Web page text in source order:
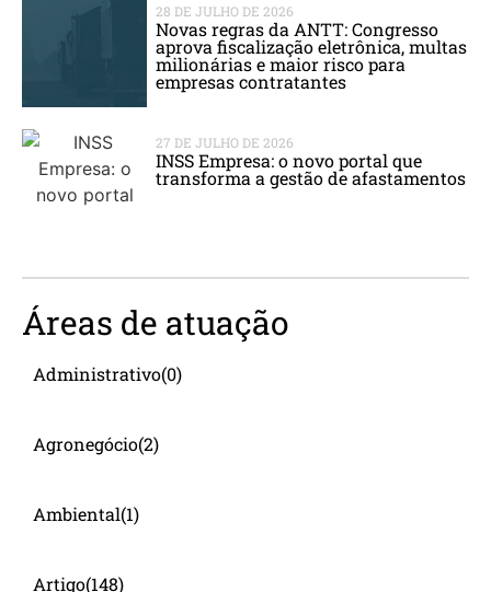
28 DE JULHO DE 2026
Novas regras da ANTT: Congresso
aprova fiscalização eletrônica, multas
milionárias e maior risco para
empresas contratantes
27 DE JULHO DE 2026
INSS Empresa: o novo portal que
transforma a gestão de afastamentos
Áreas de atuação
Administrativo(0)
Agronegócio(2)
Ambiental(1)
Artigo(148)